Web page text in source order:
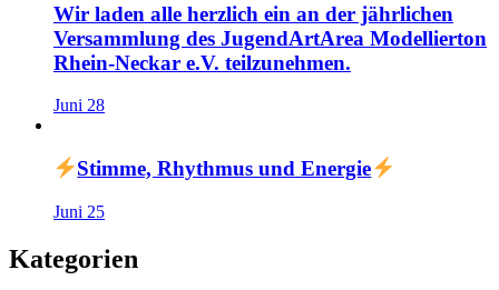
Wir laden alle herzlich ein an der jährlichen
Versammlung des JugendArtArea Modellierton
Rhein-Neckar e.V. teilzunehmen.
Juni 28
Stimme, Rhythmus und Energie
Juni 25
Kategorien